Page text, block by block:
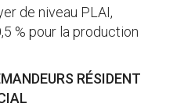
de niveau PLAI,
% pour la production
RÉSIDENT